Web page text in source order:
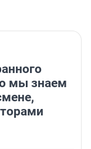
мы знаем